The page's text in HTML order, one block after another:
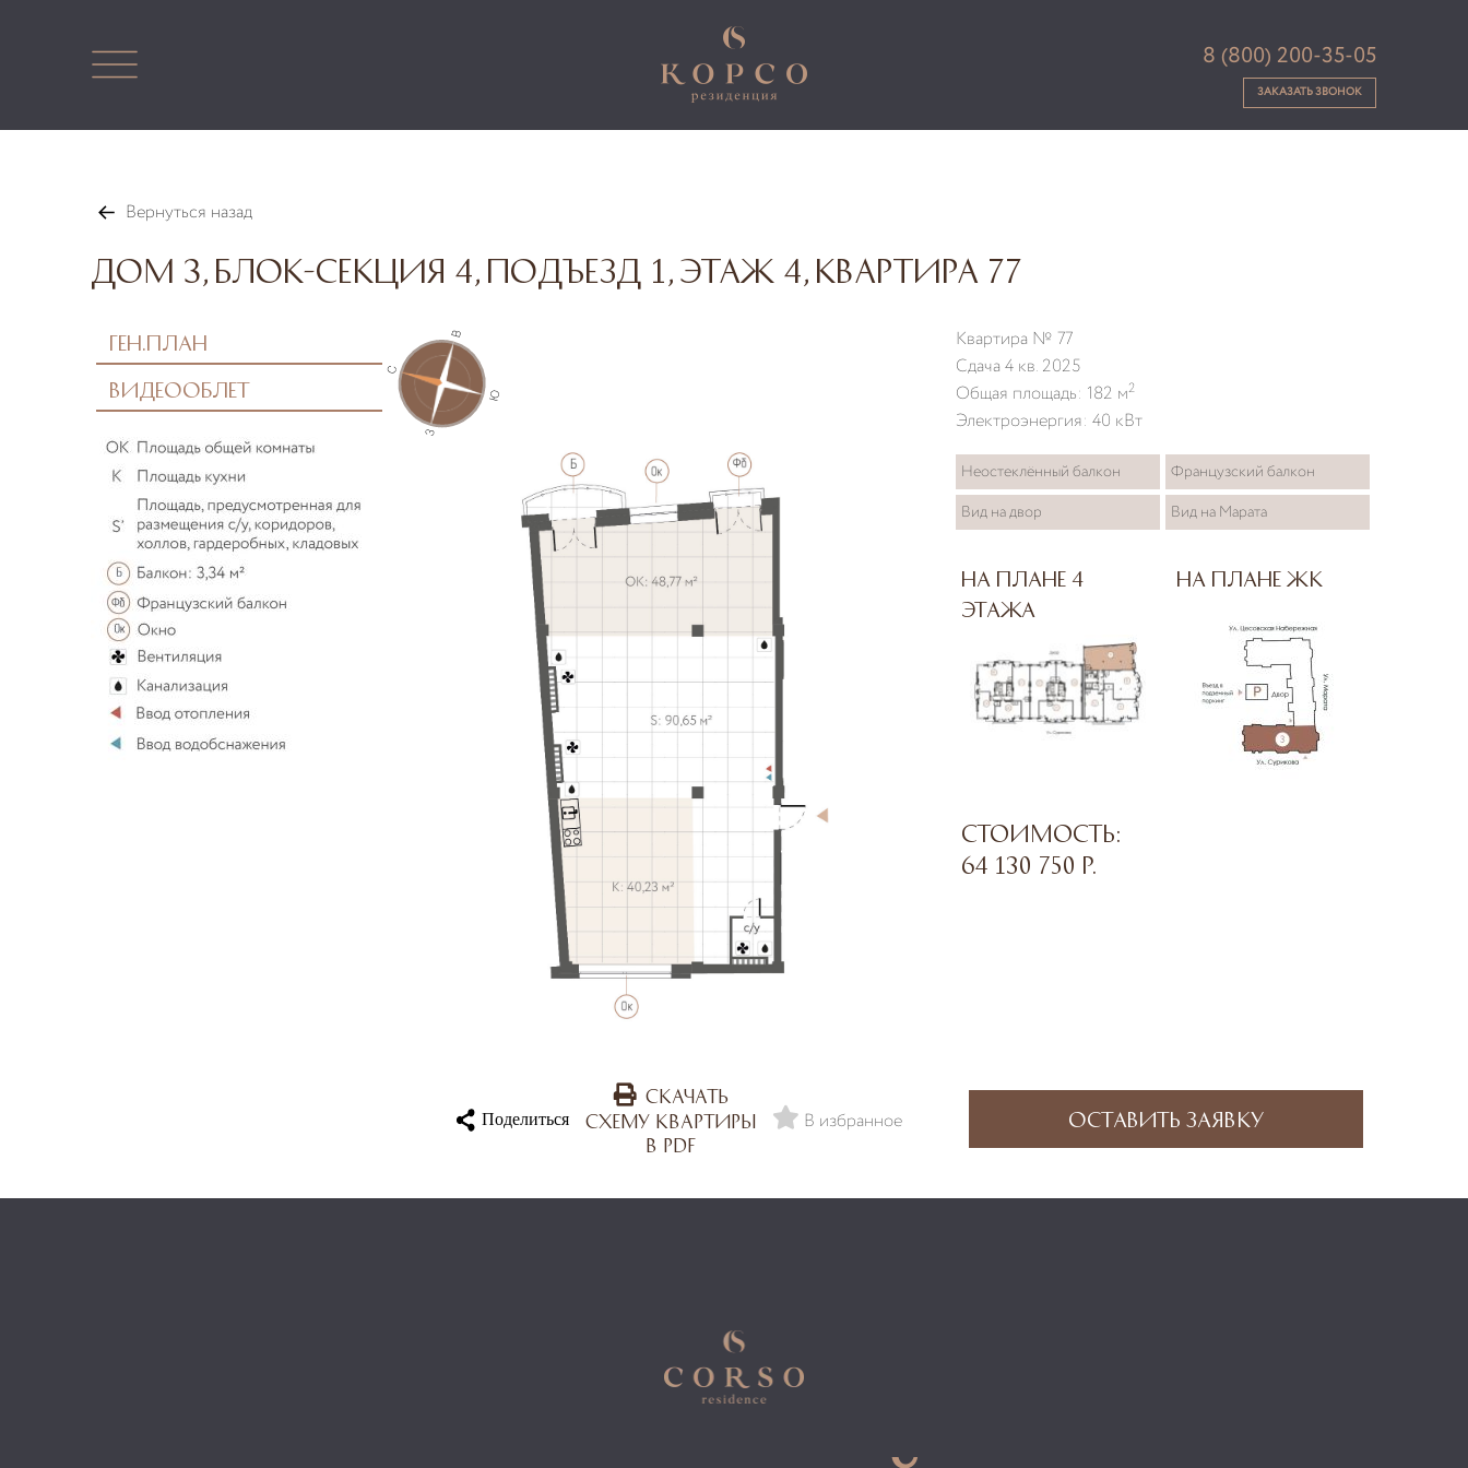
8 (800) 200-35-05
ЗАКАЗАТЬ ЗВОНОК
Вернуться назад
Дом 3, блок-секция 4, подъезд 1, этаж 4, квартира 77
Ген.план
Видеооблет
Квартира № 77
Сдача 4 кв. 2025
Общая площадь: 182 м2
Электроэнергия: 40 кВт
Неостеклённый балкон
Французский балкон
Вид на двор
Вид на Марата
На плане 4
этажа
На плане ЖК
Стоимость:
64 130 750 р.
Поделиться
Скачать
схему квартиры
в PDF
В избранное Оставить заявку